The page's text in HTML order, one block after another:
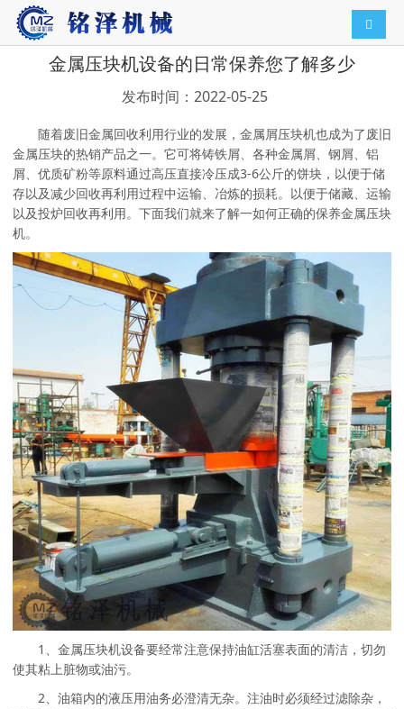
导航
金属压块机设备的日常保养您了解多少
发布时间：2022-05-25
随着废旧金属回收利用行业的发展，金属屑压块机也成为了废旧
金属压块的热销产品之一。它可将铸铁屑、各种金属屑、钢屑、铝
屑、优质矿粉等原料通过高压直接冷压成3-6公斤的饼块，以便于储
存以及减少回收再利用过程中运输、冶炼的损耗。以便于储藏、运输
以及投炉回收再利用。下面我们就来了解一如何正确的保养金属压块
机。
1、金属压块机设备要经常注意保持油缸活塞表面的清洁，切勿
使其粘上脏物或油污。
2、油箱内的液压用油务必澄清无杂。注油时必须经过滤除杂，